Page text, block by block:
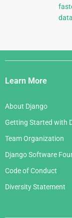
Django
Links
Learn More
About Django
Getting Started with
Team Organization
Django Software
Code of Conduct
Diversity Statement